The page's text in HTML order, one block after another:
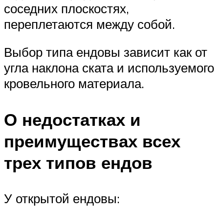
соседних плоскостях,
переплетаются между собой.
Выбор типа ендовы зависит как от
угла наклона ската и используемого
кровельного материала.
О недостатках и
преимуществах всех
трех типов ендов
У открытой ендовы: